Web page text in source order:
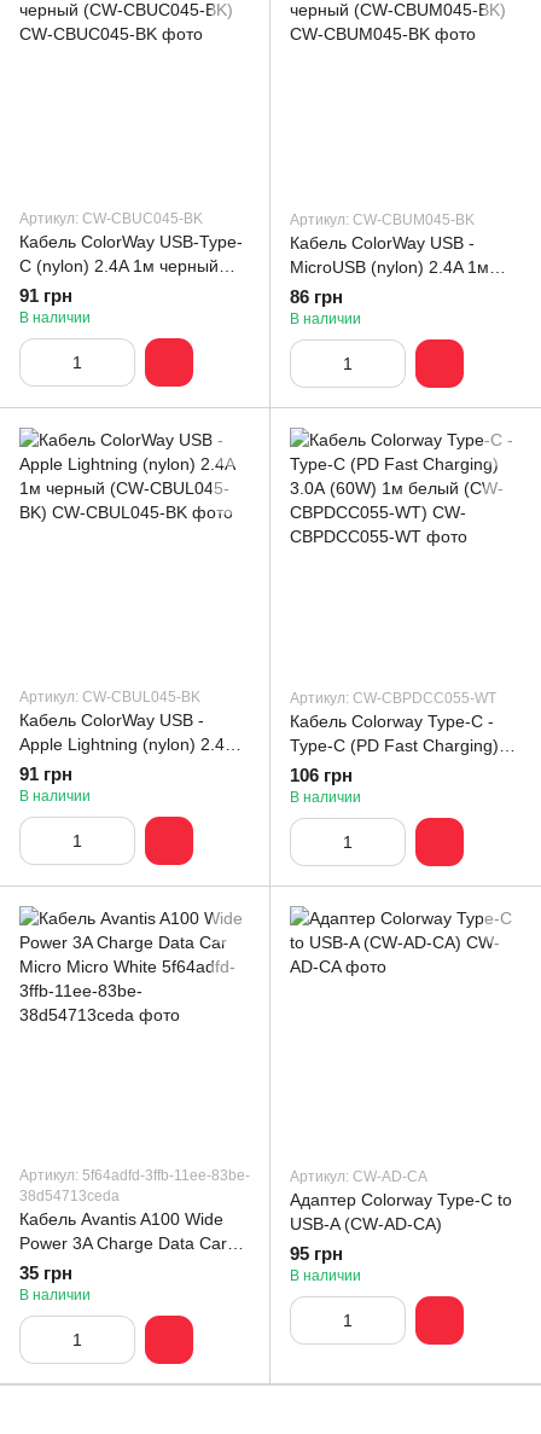
Артикул: CW-CBUC045-BK
Кабель ColorWay USB-Type-
C (nylon) 2.4A 1м черный
(CW-CBUC045-BK)
91 грн
В наличии
Артикул: CW-CBUM045-BK
Кабель ColorWay USB -
MicroUSB (nylon) 2.4A 1м
черный (CW-CBUM045-BK)
86 грн
В наличии
Артикул: CW-CBUL045-BK
Кабель ColorWay USB -
Apple Lightning (nylon) 2.4A
1м черный (CW-CBUL045-
BK)
91 грн
В наличии
Артикул: CW-CBPDCC055-WT
Кабель Colorway Type-C -
Type-C (PD Fast Charging)
3.0А (60W) 1м белый (CW-
CBPDCC055-WT)
106 грн
В наличии
Артикул: 5f64adfd-3ffb-11ee-83be-
38d54713ceda
Кабель Avantis A100 Wide
Power 3A Charge Data Car
Micro Micro White
35 грн
В наличии
Артикул: CW-AD-CA
Адаптер Colorway Type-C to
USB-A (CW-AD-CA)
95 грн
В наличии